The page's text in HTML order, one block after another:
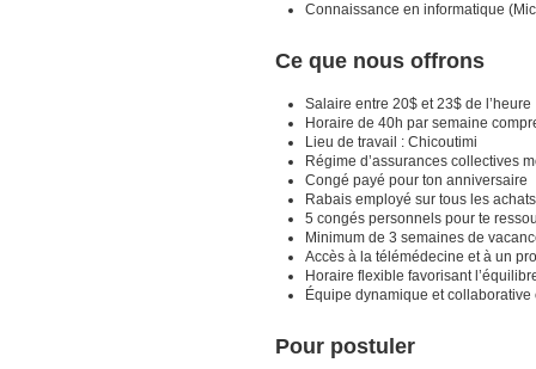
Connaissance en informatique
Ce que nous offrons
Salaire entre 20$ et 23$ de l’heure
Horaire de 40h par semaine
Lieu de travail : Chicoutimi
Régime d’assurances collectives
Congé payé pour ton anniversaire
Rabais employé sur tous les
5 congés personnels pour te
Minimum de 3 semaines de
Accès à la télémédecine et à un
Horaire flexible favorisant
Équipe dynamique et
Pour postuler